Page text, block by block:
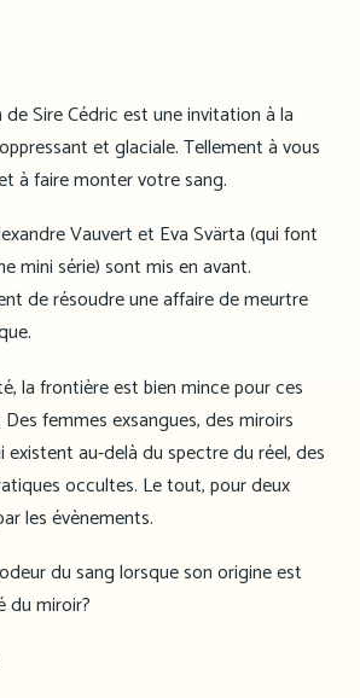
Sire Cédric est une invitation à la
et glaciale. Tellement à vous
à faire monter votre sang.
Vauvert et Eva Svärta (qui font
mini série) sont mis en avant.
de résoudre une affaire de meurtre
la frontière est bien mince pour ces
femmes exsangues, des miroirs
existent au-delà du spectre du réel, des
occultes. Le tout, pour deux
les évènements.
du sang lorsque son origine est
du miroir?